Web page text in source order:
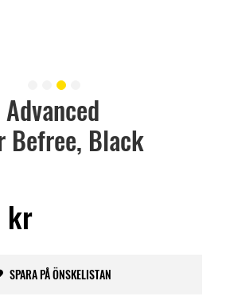
Befree, Black
kr
SPARA PÅ ÖNSKELISTAN